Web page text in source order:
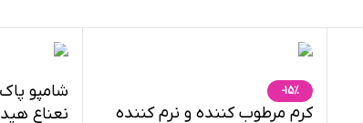
-15%
کرم مرطوب کننده و نرم کننده
شامپو